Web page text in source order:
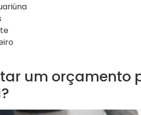
um orçamento